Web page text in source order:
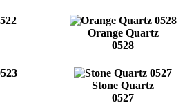
Orange Quartz
0528
Stone Quartz
0527